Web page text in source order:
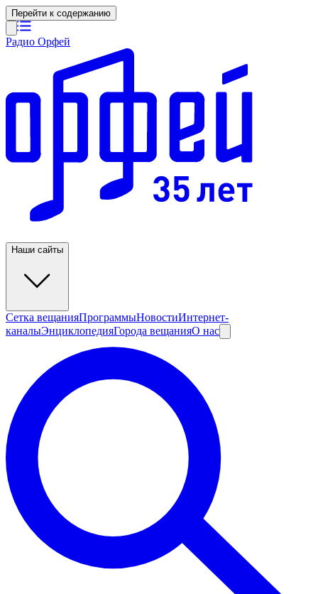
Перейти к содержанию
Радио Орфей
Наши сайты
Сетка вещанияПрограммыНовостиИнтернет-
каналыЭнциклопедияГорода вещанияО нас